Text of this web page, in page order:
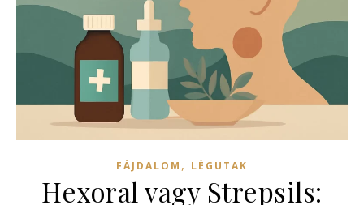
FÁJDALOM , LÉGUTAK
Hexoral vagy Strepsils: